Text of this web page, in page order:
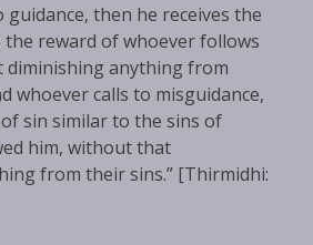
guidance, then he receives the
reward of whoever follows
diminishing anything from
whoever calls to misguidance,
sin similar to the sins of
him, without that
from their sins.” [Thirmidhi: